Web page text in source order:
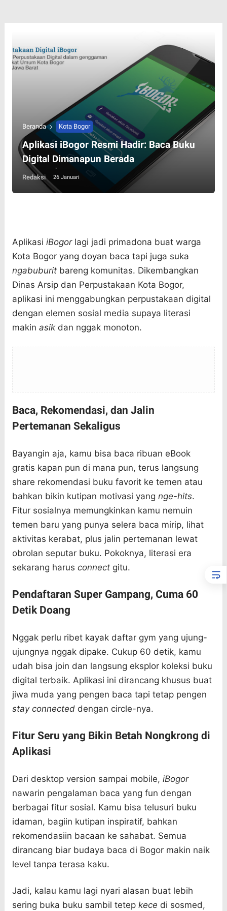
Beranda Kota Bogor
Aplikasi iBogor Resmi Hadir: Baca Buku
Digital Dimanapun Berada
Redaksi 26 Januari
Aplikasi iBogorlagi jadi primadona buat warga
Kota Bogor yang doyan baca tapi juga suka
ngabuburitbareng komunitas. Dikembangkan
Dinas Arsip dan Perpustakaan Kota Bogor,
aplikasi ini menggabungkan perpustakaan digital
dengan elemen sosial media supaya literasi
makin asikdan nggak monoton.
Baca, Rekomendasi, dan Jalin
Pertemanan Sekaligus
Bayangin aja, kamu bisa baca ribuan eBook
gratis kapan pun di mana pun, terus langsung
share rekomendasi buku favorit ke temen atau
bahkan bikin kutipan motivasi yang nge-hits.
Fitur sosialnya memungkinkan kamu nemuin
temen baru yang punya selera baca mirip, lihat
aktivitas kerabat, plus jalin pertemanan lewat
obrolan seputar buku. Pokoknya, literasi era
sekarang harus connectgitu.
Pendaftaran Super Gampang, Cuma 60
Detik Doang
Nggak perlu ribet kayak daftar gym yang ujung-
ujungnya nggak dipake. Cukup 60 detik, kamu
udah bisa join dan langsung eksplor koleksi buku
digital terbaik. Aplikasi ini dirancang khusus buat
jiwa muda yang pengen baca tapi tetap pengen
stay connecteddengan circle-nya.
Fitur Seru yang Bikin Betah Nongkrong di
Aplikasi
Dari desktop version sampai mobile, iBogor
nawarin pengalaman baca yang fun dengan
berbagai fitur sosial. Kamu bisa telusuri buku
idaman, bagiin kutipan inspiratif, bahkan
rekomendasiin bacaan ke sahabat. Semua
dirancang biar budaya baca di Bogor makin naik
level tanpa terasa kaku.
Jadi, kalau kamu lagi nyari alasan buat lebih
sering buka buku sambil tetep kece di sosmed,